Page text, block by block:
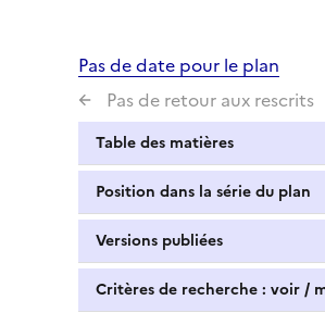
Pas de date pour le plan
Pas de retour aux rescrits
Table des matières
Position dans la série du plan
Versions publiées
Critères de recherche : voir /